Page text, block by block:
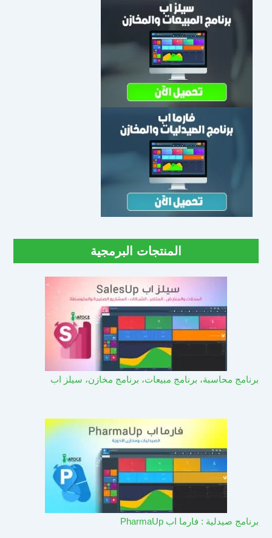
المنتجات البرمجية
برنامج محاسبة، برنامج مبيعات، برنامج مخازن، سيلز اب
برنامج صيدلية : فارما اب PharmaUp​